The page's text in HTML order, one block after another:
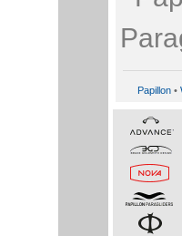
Papillon •